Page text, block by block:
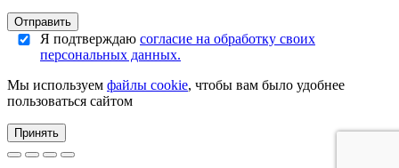
Отправить
Я подтверждаю согласие на обработку своих
персональных данных.
Мы используем файлы cookie, чтобы вам было удобнее
пользоваться сайтом
Принять